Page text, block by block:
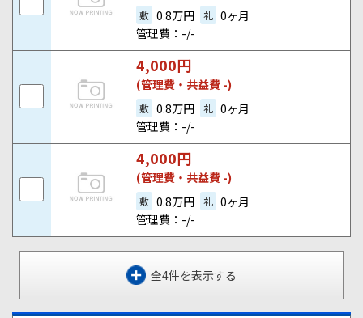
敷 0.8万円 礼 0ヶ月
管理費：-/-
4,000円
(管理費・共益費 -)
敷 0.8万円 礼 0ヶ月
管理費：-/-
4,000円
(管理費・共益費 -)
敷 0.8万円 礼 0ヶ月
管理費：-/-
全4件を表示する